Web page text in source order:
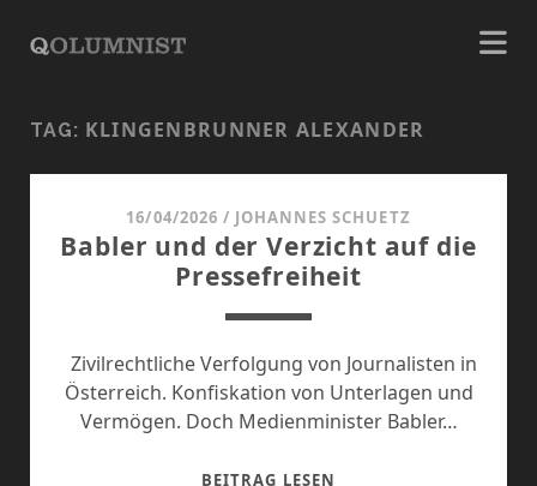
TAG: KLINGENBRUNNER ALEXANDER
16/04/2026 / JOHANNES SCHUETZ
Babler und der Verzicht auf die
Pressefreiheit
Zivilrechtliche Verfolgung von Journalisten in
Österreich. Konfiskation von Unterlagen und
Vermögen. Doch Medienminister Babler…
BEITRAG LESEN